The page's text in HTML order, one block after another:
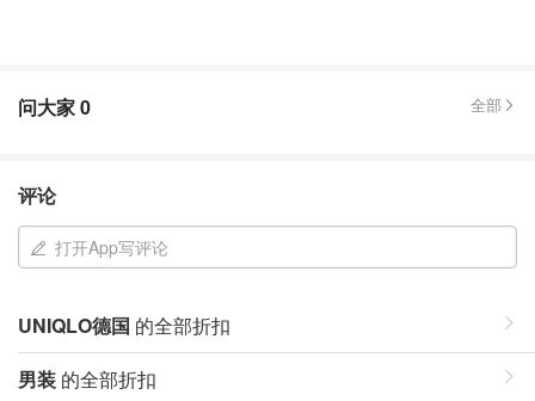
问大家0 全部
评论
打开App写评论
UNIQLO德国 的全部折扣
男装 的全部折扣